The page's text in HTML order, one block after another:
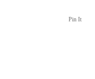
Pin It